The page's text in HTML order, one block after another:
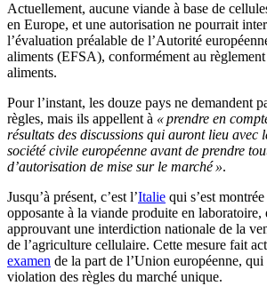
Actuellement, aucune viande à base de
en Europe, et une autorisation ne pourrait
l’évaluation préalable de l’Autorité
aliments (EFSA), conformément au
aliments.
Pour l’instant, les douze pays ne demandent
règles, mais ils appellent à « prendre en
résultats des discussions qui auront lieu avec
société civile européenne avant de prendre
d’autorisation de mise sur le marché ».
Jusqu’à présent, c’est l’Italie qui s’est
opposante à la viande produite en laboratoire,
approuvant une interdiction nationale de la
de l’agriculture cellulaire. Cette mesure fait
examen de la part de l’Union européenne,
violation des règles du marché unique.